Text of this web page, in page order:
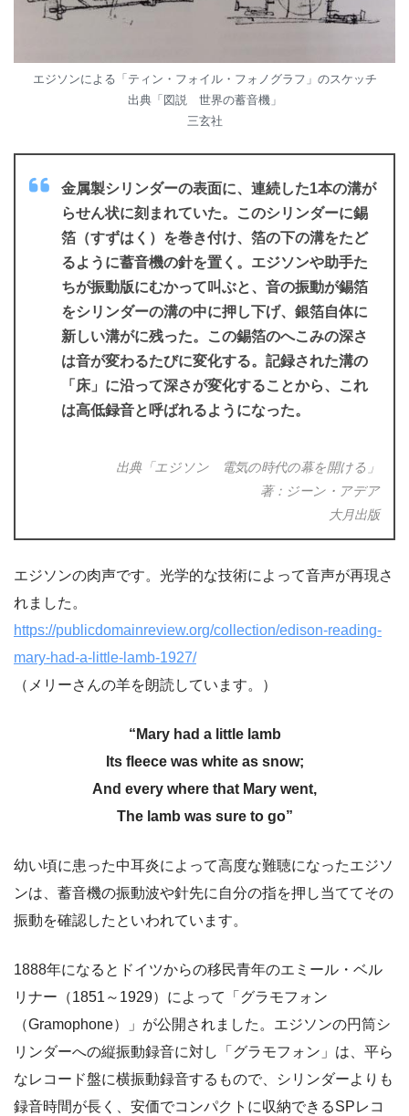
エジソンによる「ティン・フォイル・フォノグラフ」のスケッチ
出典「図説 世界の蓄音機」
三玄社
金属製シリンダーの表面に、連続した1本の溝が
らせん状に刻まれていた。このシリンダーに錫
箔（すずはく）を巻き付け、箔の下の溝をたど
るように蓄音機の針を置く。エジソンや助手た
ちが振動版にむかって叫ぶと、音の振動が錫箔
をシリンダーの溝の中に押し下げ、銀箔自体に
新しい溝がに残った。この錫箔のへこみの深さ
は音が変わるたびに変化する。記録された溝の
「床」に沿って深さが変化することから、これ
は高低録音と呼ばれるようになった。
出典「エジソン 電気の時代の幕を開ける」
著：ジーン・アデア
大月出版
エジソンの肉声です。光学的な技術によって音声が再現さ
れました。
https://publicdomainreview.org/collection/edison-reading-
mary-had-a-little-lamb-1927/
（メリーさんの羊を朗読しています。）
“Mary had a little lamb
Its fleece was white as snow;
And every where that Mary went,
The lamb was sure to go”
幼い頃に患った中耳炎によって高度な難聴になったエジソ
ンは、蓄音機の振動波や針先に自分の指を押し当ててその
振動を確認したといわれています。
1888年になるとドイツからの移民青年のエミール・ベル
リナー（1851～1929）によって「グラモフォン
（Gramophone）」が公開されました。エジソンの円筒シ
リンダーへの縦振動録音に対し「グラモフォン」は、平ら
なレコード盤に横振動録音するもので、シリンダーよりも
録音時間が長く、安価でコンパクトに収納できるSPレコ